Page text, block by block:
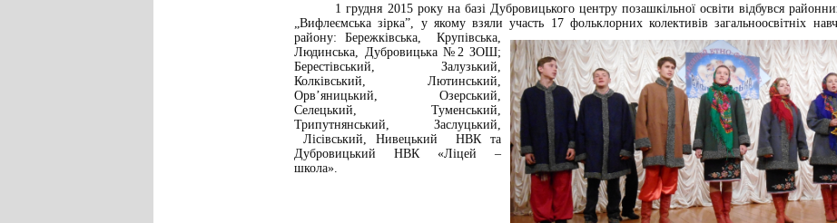
1 грудня 2015 року на базі Дубровицького центру позашкільної освіти відбувся
„Вифлеємська зірка”, у якому взяли участь 17 фольклорних колективів загальноосвітніх
району: Бережківська, Крупівська,
Людинська, Дубровицька №2 ЗОШ;
Берестівський, Залузький,
Колківський, Лютинський,
Орв’яницький, Озерський,
Селецький, Туменський,
Трипутнянський, Заслуцький,
Лісівський, Нивецький НВК та
Дубровицький НВК «Ліцей –
школа».